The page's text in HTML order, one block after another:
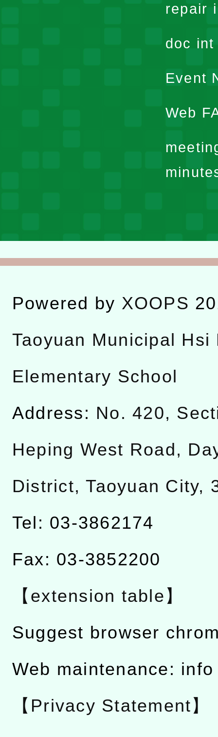
repair
doc
Event
Web
Powered by XOOPS
Taoyuan Municipal Hsi
Elementary School
Address: No. 420,
Heping West Road,
District, Taoyuan City,
Tel: 03-3862174
Fax: 03-3852200
【extension table】
Suggest browser
Web maintenance:
【Privacy Statement】